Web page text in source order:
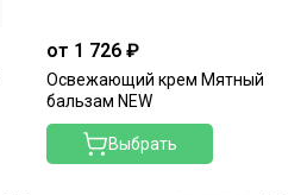
от 1 726 ₽
Освежающий крем Мятный
бальзам NEW
Выбрать